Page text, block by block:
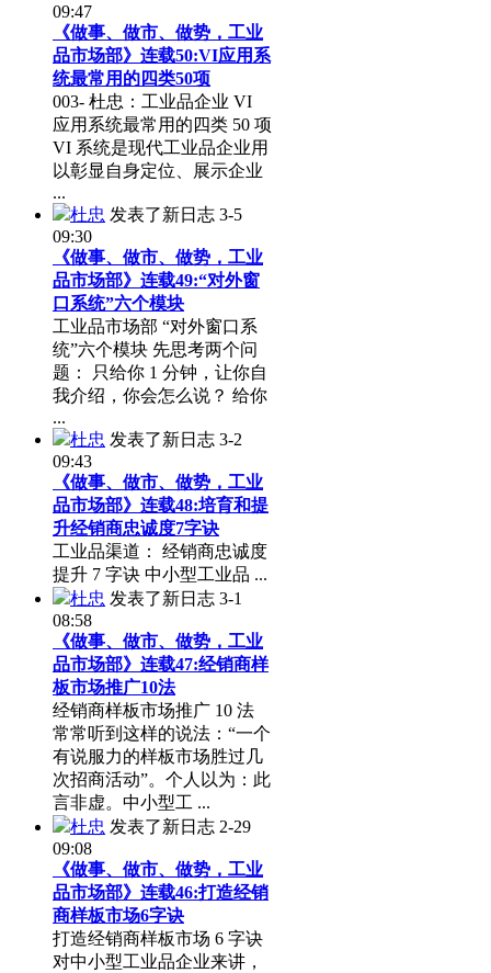
09:47
《做事、做市、做势，工业
品市场部》连载50:VI应用系
统最常用的四类50项
003- 杜忠：工业品企业 VI
应用系统最常用的四类 50 项
VI 系统是现代工业品企业用
以彰显自身定位、展示企业
...
杜忠 发表了新日志 3-5
09:30
《做事、做市、做势，工业
品市场部》连载49:“对外窗
口系统”六个模块
工业品市场部 “对外窗口系
统”六个模块 先思考两个问
题： 只给你 1 分钟，让你自
我介绍，你会怎么说？ 给你
...
杜忠 发表了新日志 3-2
09:43
《做事、做市、做势，工业
品市场部》连载48:培育和提
升经销商忠诚度7字诀
工业品渠道： 经销商忠诚度
提升 7 字诀 中小型工业品 ...
杜忠 发表了新日志 3-1
08:58
《做事、做市、做势，工业
品市场部》连载47:经销商样
板市场推广10法
经销商样板市场推广 10 法
常常听到这样的说法：“一个
有说服力的样板市场胜过几
次招商活动”。个人以为：此
言非虚。中小型工 ...
杜忠 发表了新日志 2-29
09:08
《做事、做市、做势，工业
品市场部》连载46:打造经销
商样板市场6字诀
打造经销商样板市场 6 字诀
对中小型工业品企业来讲，